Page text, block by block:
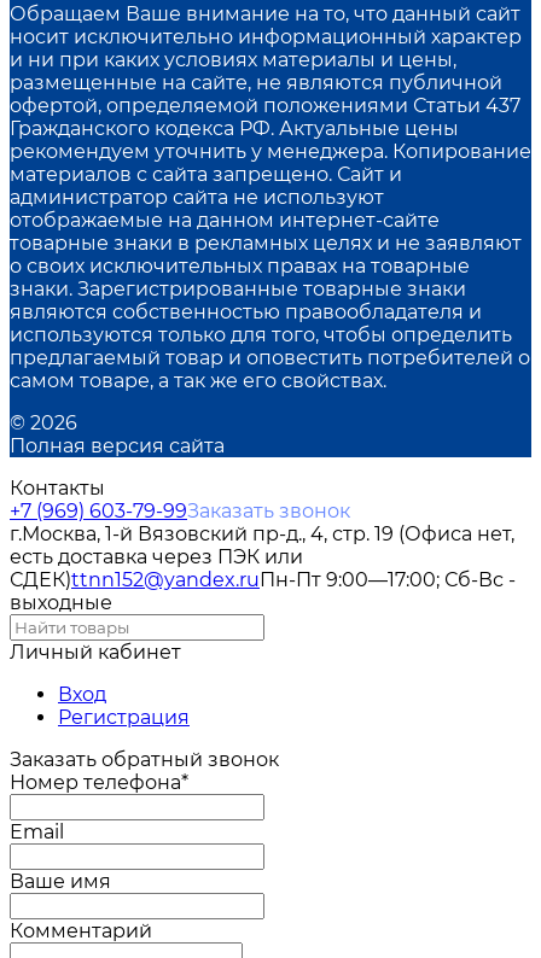
Обращаем Ваше внимание на то, что данный сайт
носит исключительно информационный характер
и ни при каких условиях материалы и цены,
размещенные на сайте, не являются публичной
офертой, определяемой положениями Статьи 437
Гражданского кодекса РФ. Актуальные цены
рекомендуем уточнить у менеджера. Копирование
материалов с сайта запрещено. Сайт и
администратор сайта не используют
отображаемые на данном интернет-сайте
товарные знаки в рекламных целях и не заявляют
о своих исключительных правах на товарные
знаки. Зарегистрированные товарные знаки
являются собственностью правообладателя и
используются только для того, чтобы определить
предлагаемый товар и оповестить потребителей о
самом товаре, а так же его свойствах.
© 2026
Полная версия сайта
Контакты
+7 (969) 603-79-99Заказать звонок
г.Москва, 1-й Вязовский пр-д., 4, стр. 19 (Офиса нет,
есть доставка через ПЭК или
СДЕК)ttnn152@yandex.ruПн-Пт 9:00—17:00; Сб-Вс -
выходные
Личный кабинет
Вход
Регистрация
Заказать обратный звонок
Номер телефона*
Email
Ваше имя
Комментарий